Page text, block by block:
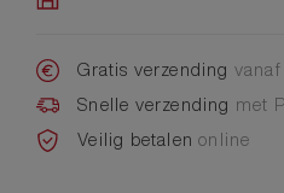
Gratis verzending
Snelle verzending met
Veilig betalenonline